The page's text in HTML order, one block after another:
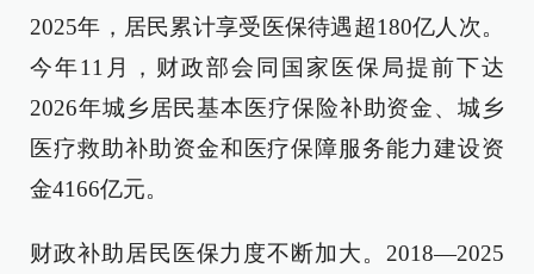
2025年，居民累计享受医保待遇超180亿人次。
今年11月，财政部会同国家医保局提前下达
2026年城乡居民基本医疗保险补助资金、城乡
医疗救助补助资金和医疗保障服务能力建设资
金4166亿元。
财政补助居民医保力度不断加大。2018—2025